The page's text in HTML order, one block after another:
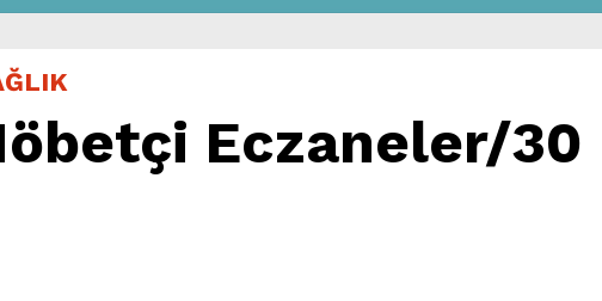
Eczaneler/30